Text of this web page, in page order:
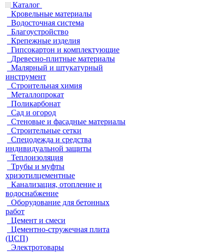
Каталог
Кровельные материалы
Водосточная система
Благоустройство
Крепежные изделия
Гипсокартон и комплектующие
Древесно-плитные материалы
Малярный и штукатурный
инструмент
Строительная химия
Металлопрокат
Поликарбонат
Сад и огород
Стеновые и фасадные материалы
Строительные сетки
Спецодежда и средства
индивидуальной защиты
Теплоизоляция
Трубы и муфты
хризотилцементные
Канализация, отопление и
водоснабжение
Оборудование для бетонных
работ
Цемент и смеси
Цементно-стружечная плита
(ЦСП)
Электротовары